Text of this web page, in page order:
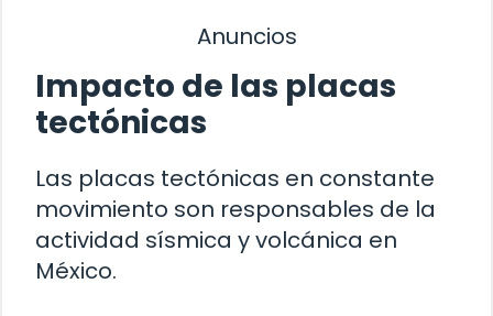
Anuncios
Impacto de las placas
tectónicas
Las placas tectónicas en constante
movimiento son responsables de la
actividad sísmica y volcánica en
México.